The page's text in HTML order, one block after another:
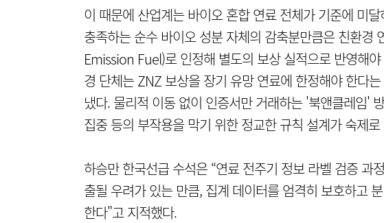
이 때문에 산업계는 바이오 혼합 연료 전체가 기준에 미
충족하는 순수 바이오 성분 자체의 감축분만큼은 친환경
Emission Fuel)로 인정해 별도의 보상 실적으로 반영해
경 단체는 ZNZ 보상을 장기 유망 연료에 한정해야 한다
냈다. 물리적 이동 없이 인증서만 거래하는 '북앤클레임'
집중 등의 부작용을 막기 위한 정교한 규칙 설계가 숙제
하승만 한국선급 수석은 “연료 전주기 정보 라벨 검증 과
출될 우려가 있는 만큼, 집계 데이터를 엄격히 보호하고
한다"고 지적했다.